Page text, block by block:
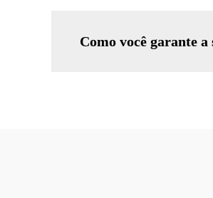
Como você garante